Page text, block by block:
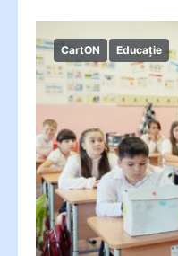
CartON Educație